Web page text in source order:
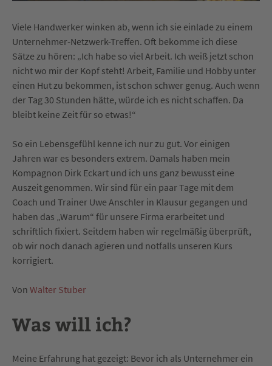
Viele Handwerker winken ab, wenn ich sie einlade zu einem
Unternehmer-Netzwerk-Treffen. Oft bekomme ich diese
Sätze zu hören: „Ich habe so viel Arbeit. Ich weiß jetzt schon
nicht wo mir der Kopf steht! Arbeit, Familie und Hobby unter
einen Hut zu bekommen, ist schon schwer genug. Auch wenn
der Tag 30 Stunden hätte, würde ich es nicht schaffen. Da
bleibt keine Zeit für so etwas!“
So ein Lebensgefühl kenne ich nur zu gut. Vor einigen
Jahren war es besonders extrem. Damals haben mein
Kompagnon Dirk Eckart und ich uns ganz bewusst eine
Auszeit genommen. Wir sind für ein paar Tage mit dem
Coach und Trainer Uwe Anschler in Klausur gegangen und
haben das „Warum“ für unsere Firma erarbeitet und
schriftlich fixiert. Seitdem haben wir regelmäßig überprüft,
ob wir noch danach agieren und notfalls unseren Kurs
korrigiert.
Von Walter Stuber
Was will ich?
Meine Erfahrung hat gezeigt: Bevor ich als Unternehmer ein